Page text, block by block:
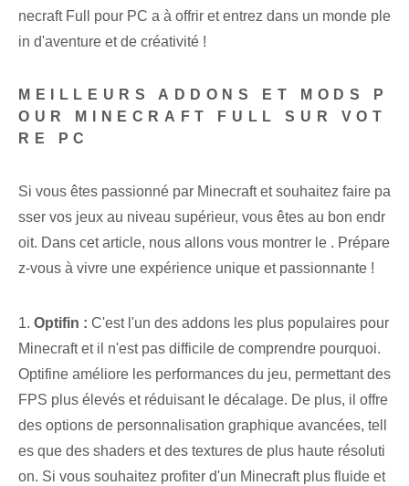
necraft Full pour PC a à offrir et entrez dans un monde ple
in⁤ d'aventure et de créativité !
MEILLEURS ADDONS ET MODS P
OUR MINECRAFT FULL SUR VOT
RE ‌PC
Si vous êtes passionné par Minecraft et souhaitez faire pa
sser vos jeux au niveau supérieur, vous êtes au bon endr
oit. Dans cet article, nous allons vous montrer le . Prépare
z-vous à vivre une expérience unique et passionnante !
1.⁢ Optifin : ‍C'est l'un des addons les plus populaires pour
Minecraft et il n'est pas difficile de comprendre pourquoi.
Optifine améliore les performances du jeu, permettant des
FPS plus élevés et réduisant le décalage. De plus, il offre
des options de personnalisation graphique avancées, tell
es que des shaders et des textures de plus haute résoluti
on.⁤ Si vous souhaitez profiter d'un Minecraft plus fluide et